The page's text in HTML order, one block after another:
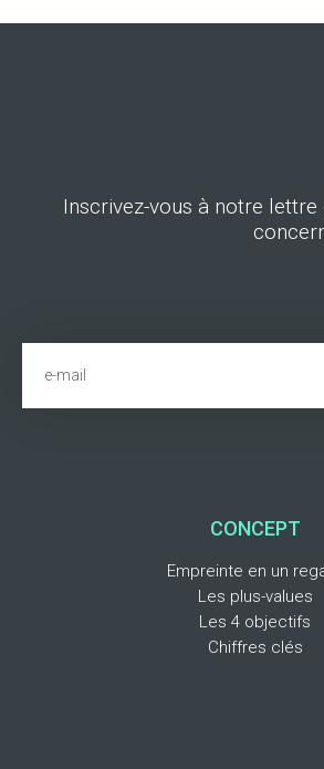
Inscrivez-vous à notre
CONCEPT
Empreinte en un
Les plus-values
Les 4 objectifs
Chiffres clés